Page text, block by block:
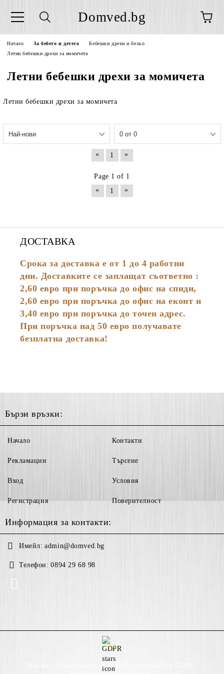
Domved.bg
Начало За бебето и детето
Бебешки дрехи и бельо
Летни бебешки дрехи за момичета
Летни бебешки дрехи за момичета
Летни бебешки дрехи за момичета
« 1 »
Page 1 of 1
«
1 »
ДОСТАВКА
Срока за доставка е от 1 до 4 работни
дни. Доставките се заплащат съответно :
2,60 евро при поръчка до офис на спиди,
2,60 евро при поръчка до офис на еконт и
3,40 евро при поръчка до точен адрес.
При поръчка над 50 евро получавате
безплатна доставка!
Бързи връзки:
Начало
Рекламации
Вход
Регистрация
Контакти
Търсене
Условия
Поверителност
Информация за контакти:
Имейл: admin@domved.bg
Телефон: 0894 29 68 98
GDPR
Нашият онлайн магазин е 100% съобразен с GDPR.